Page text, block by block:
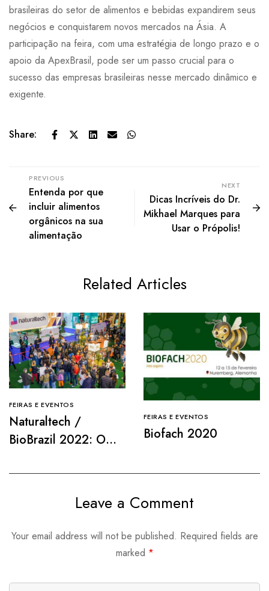
brasileiras do setor de alimentos e bebidas expandirem seus
negócios e conquistarem novos mercados na Ásia. A
participação na feira, com uma estratégia de longo prazo e o
apoio da ApexBrasil, pode ser um passo crucial para o
sucesso das empresas brasileiras nesse mercado dinâmico e
exigente.
Share:
PREVIOUS
Entenda por que
incluir alimentos
orgânicos na sua
alimentação
NEXT
Dicas Incríveis do Dr.
Mikhael Marques para
Usar o Própolis!
Related Articles
FEIRAS E EVENTOS
Naturaltech /
BioBrazil 2022: O
produtos naturais e
orgânicos da
América Latina
FEIRAS E EVENTOS
Biofach 2020
Leave a Comment
Your email address will not be published. Required fields are
marked *